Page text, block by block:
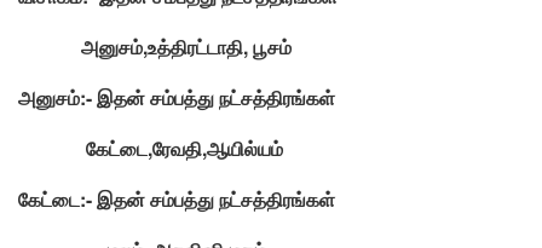
அனுசம்,உத்திரட்டாதி, பூசம்
அனுசம்:- இதன் சம்பத்து நட்சத்திரங்கள்
கேட்டை,ரேவதி,ஆயில்யம்
கேட்டை:- இதன் சம்பத்து நட்சத்திரங்கள்